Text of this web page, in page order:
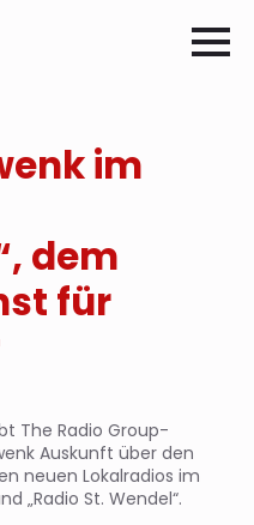
im
dem
für
The Radio Group-
Auskunft über den
neuen Lokalradios im
„Radio St. Wendel“.